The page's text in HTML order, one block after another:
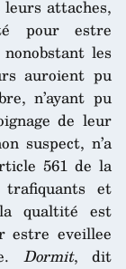
attaches,
pour estre
les
auroient pu
n’ayant pu
de leur
suspect, n’a
561 de la
et
qualtité est
estre eveillee
Dormit, dit